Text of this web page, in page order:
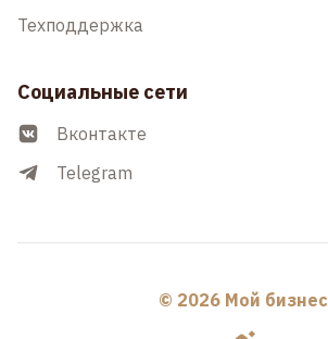
Техподдержка
Социальные сети
Вконтакте
Telegram
© 2026 Мой бизнес